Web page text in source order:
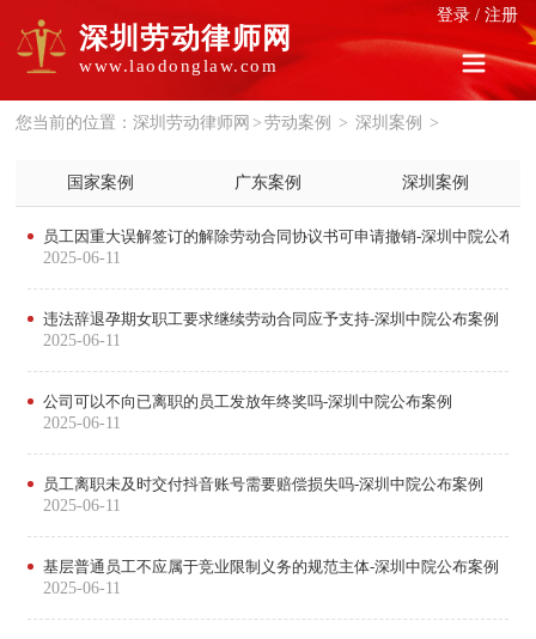
登录 / 注册
深圳劳动律师网
www.laodonglaw.com
您当前的位置：深圳劳动律师网 > 劳动案例 > 深圳案例 >
国家案例 广东案例 深圳案例
员工因重大误解签订的解除劳动合同协议书可申请撤销-深圳中院公布案
2025-06-11
违法辞退孕期女职工要求继续劳动合同应予支持-深圳中院公布案例
2025-06-11
公司可以不向已离职的员工发放年终奖吗-深圳中院公布案例
2025-06-11
员工离职未及时交付抖音账号需要赔偿损失吗-深圳中院公布案例
2025-06-11
基层普通员工不应属于竞业限制义务的规范主体-深圳中院公布案例
2025-06-11